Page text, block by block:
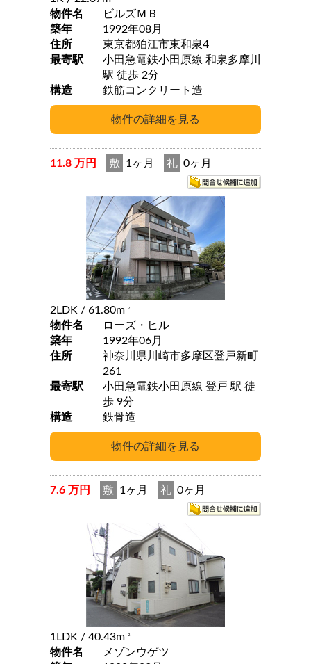
物件名
ビルズＭＢ
築年
1992年08月
住所
東京都狛江市東和泉4
最寄駅
小田急電鉄小田原線 和泉多摩川
駅 徒歩 2分
構造
鉄筋コンクリート造
11.8 万円 敷 1ヶ月 礼 0ヶ月
2LDK / 61.80m 2
物件名
ローズ・ヒル
築年
1992年06月
住所
神奈川県川崎市多摩区登戸新町
261
最寄駅
小田急電鉄小田原線 登戸 駅 徒
歩 9分
構造
鉄骨造
7.6 万円 敷 1ヶ月 礼 0ヶ月
1LDK / 40.43m 2
物件名
メゾンウゲツ